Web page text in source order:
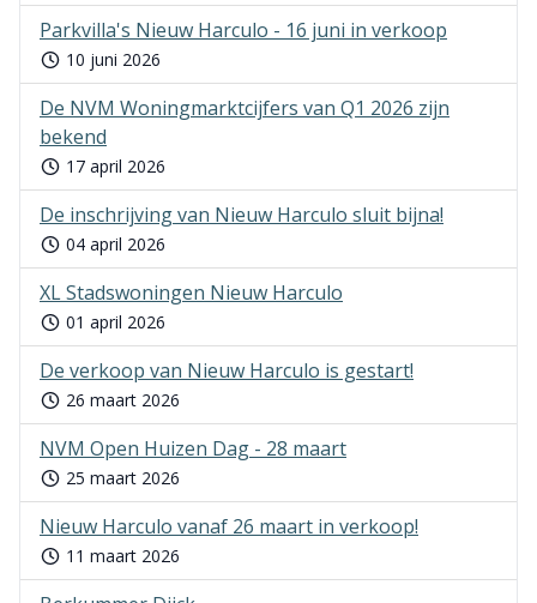
Parkvilla's Nieuw Harculo - 16 juni in verkoop
10 juni 2026
De NVM Woningmarktcijfers van Q1 2026 zijn
bekend
17 april 2026
De inschrijving van Nieuw Harculo sluit bijna!
04 april 2026
XL Stadswoningen Nieuw Harculo
01 april 2026
De verkoop van Nieuw Harculo is gestart!
26 maart 2026
NVM Open Huizen Dag - 28 maart
25 maart 2026
Nieuw Harculo vanaf 26 maart in verkoop!
11 maart 2026